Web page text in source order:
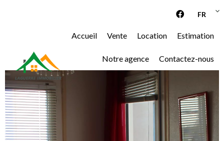
FR
Accueil Vente Location Estimation
Notre agence Contactez-nous